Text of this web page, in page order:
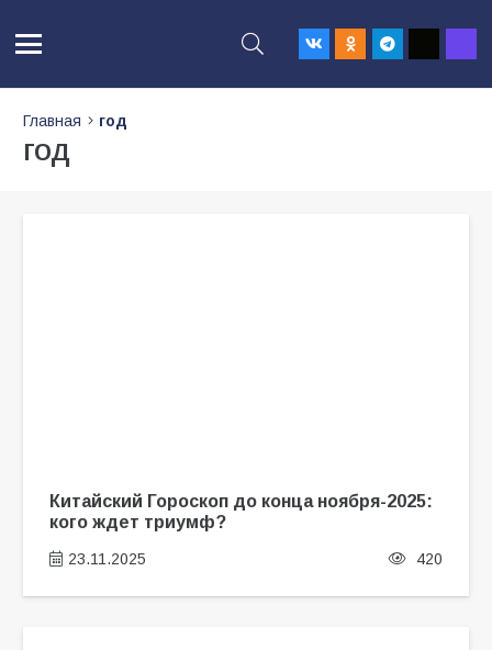
Главная год
год
Китайский Гороскоп до конца ноября-2025:
кого ждет триумф?
23.11.2025 420